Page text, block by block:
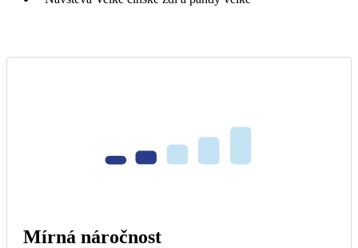
Mírná náročnost